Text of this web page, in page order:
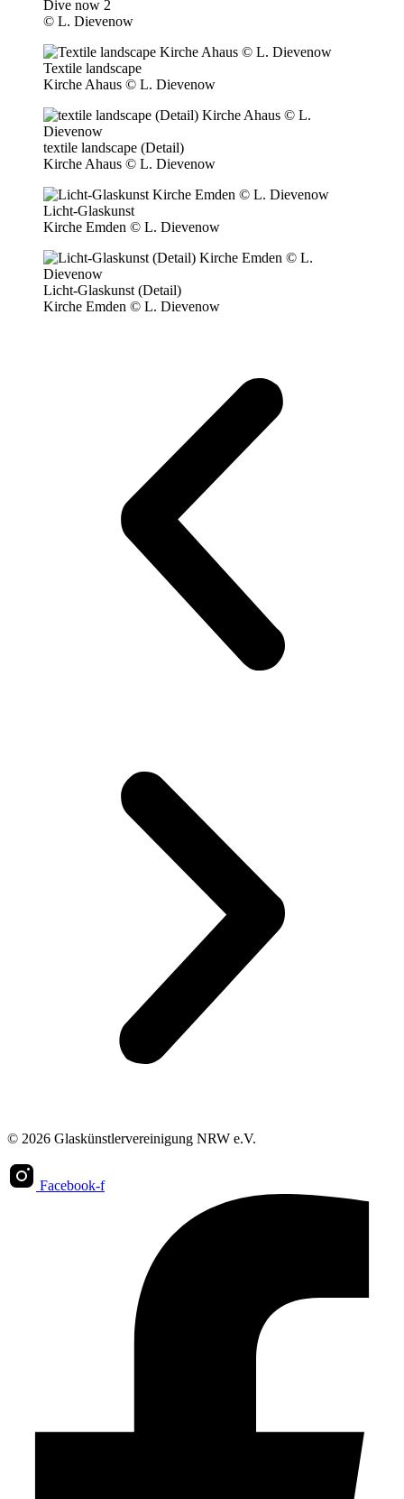
Dive now 2
© L. Dievenow
Textile landscape
Kirche Ahaus © L. Dievenow
textile landscape (Detail)
Kirche Ahaus © L. Dievenow
Licht-Glaskunst
Kirche Emden © L. Dievenow
Licht-Glaskunst (Detail)
Kirche Emden © L. Dievenow
© 2026 Glaskünstlervereinigung NRW e.V.
Facebook-f